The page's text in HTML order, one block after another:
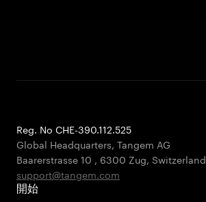
Reg. No CHE-390.112.525
Global Headquarters, Tangem AG
Baarerstrasse 10 , 6300 Zug, Switzerland
support@tangem.com
開始